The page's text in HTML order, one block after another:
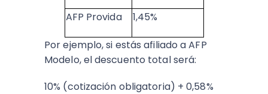
AFP Provida 1,45%
Por ejemplo, si estás afiliado a AFP
Modelo, el descuento total será:
10% (cotización obligatoria) + 0,58%